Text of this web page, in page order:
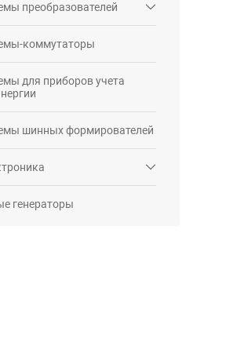
преобразователей
коммутаторы
для приборов учета
шинных формирователей
генераторы